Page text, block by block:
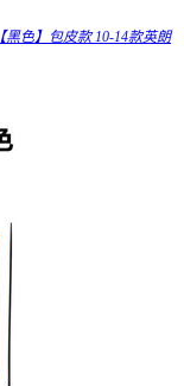
黑色】包皮款 10-14款英朗